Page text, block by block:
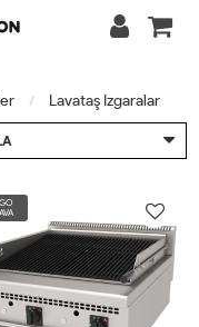
Lavataş Izgaralar